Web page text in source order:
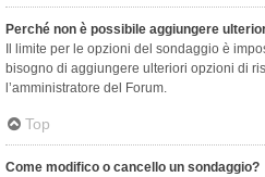
Perché non è possibile aggiungere
Il limite per le opzioni del sondaggio è
bisogno di aggiungere ulteriori opzioni di
l’amministratore del Forum.
Top
Come modifico o cancello un sondaggio?